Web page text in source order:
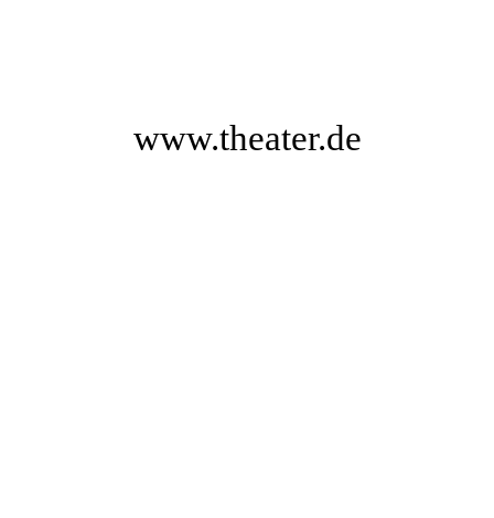
www.theater.de